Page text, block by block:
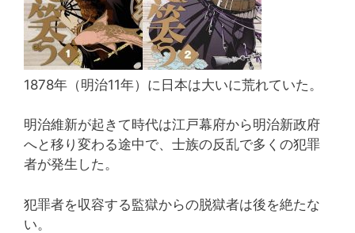
1878年（明治11年）に日本は大いに荒れていた。
明治維新が起きて時代は江戸幕府から明治新政府
へと移り変わる途中で、士族の反乱で多くの犯罪
者が発生した。
犯罪者を収容する監獄からの脱獄者は後を絶たな
い。